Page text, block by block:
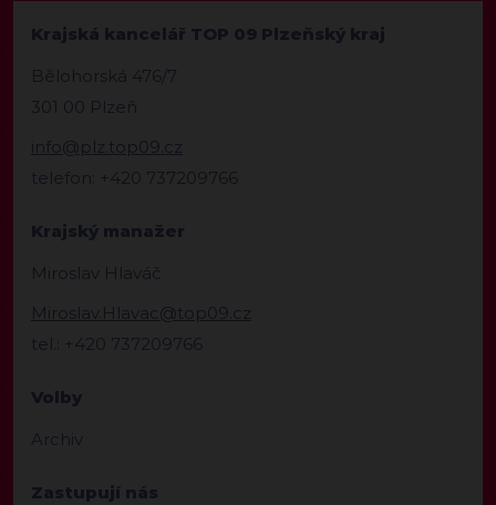
Krajská kancelář TOP 09 Plzeňský kraj
Bělohorská 476/7
301 00 Plzeň
info@plz.top09.cz
telefon: +420 737209766
Krajský manažer
Miroslav Hlaváč
Miroslav.Hlavac@top09.cz
tel.: +420 737209766
Volby
Archiv
Zastupují nás